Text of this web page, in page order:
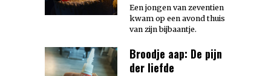
Een jongen van zeventien
kwam op een avond thuis
van zijn bijbaantje.
Broodje aap: De pijn
der liefde